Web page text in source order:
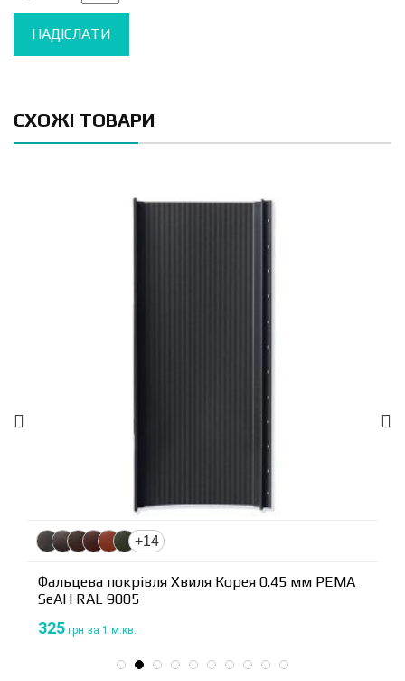
СХОЖІ ТОВАРИ
+14
Фальцева покрівля Хвиля Корея 0.45 мм PEMA
SeAH RAL 9005
325 грн за 1 м.кв.